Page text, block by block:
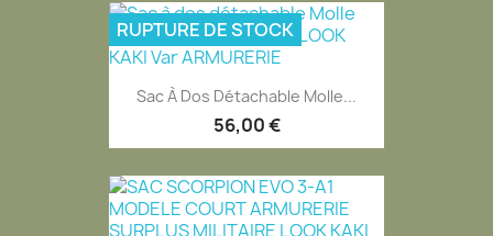
Sac À Dos Détachable Molle...
56,00 €
RUPTURE DE STOCK